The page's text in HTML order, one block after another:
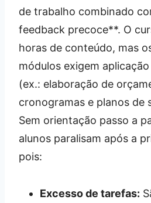
de trabalho combinado
feedback precoce**. O
horas de conteúdo, mas
módulos exigem
(ex.: elaboração de
cronogramas e planos de
Sem orientação passo a
alunos paralisam após a
pois:
Excesso de tarefas: